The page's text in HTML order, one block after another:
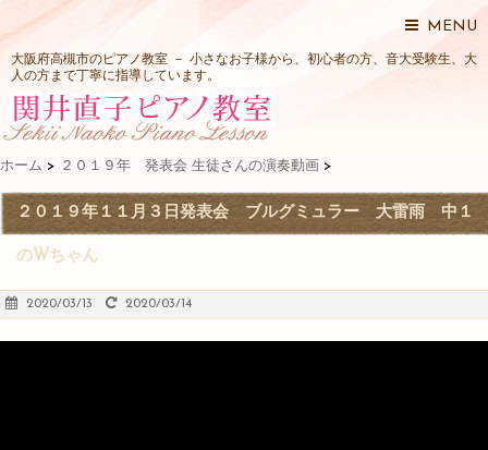
MENU
大阪府高槻市のピアノ教室 － 小さなお子様から、初心者の方、音大受験生、大
人の方まで丁寧に指導しています。
ホーム > ２０１９年 発表会 生徒さんの演奏動画 >
２０１９年１１月３日発表会 ブルグミュラー 大雷雨 中１
のWちゃん
2020/03/13 2020/03/14